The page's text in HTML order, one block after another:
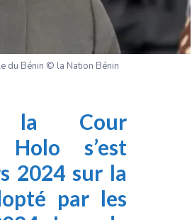
du Bénin © la Nation Bénin
la Cour
Holo s’est
2024 sur la
par les